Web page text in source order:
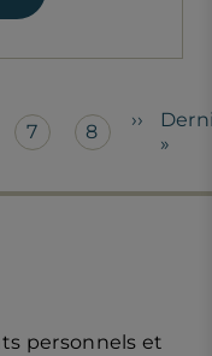
Page
7 Page
8
Page
››
page
»
personnels et